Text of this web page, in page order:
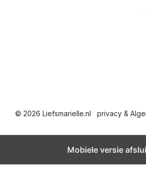
© 2026 Liefsmarielle.nl privacy &
Mobiele versie